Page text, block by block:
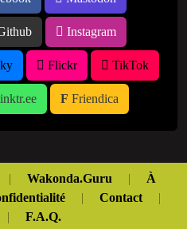
Instagram
Flickr TikTok
Friendica
| Wakonda.Guru |
À
| Contact
|
| F.A.Q.